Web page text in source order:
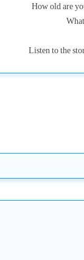
How old are
Listen to the